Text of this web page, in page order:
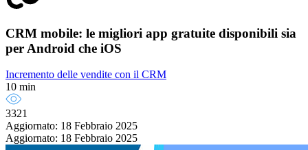
CRM mobile: le migliori app gratuite disponibili sia
per Android che iOS
Incremento delle vendite con il CRM
10 min
3321
Aggiornato: 18 Febbraio 2025
Aggiornato: 18 Febbraio 2025